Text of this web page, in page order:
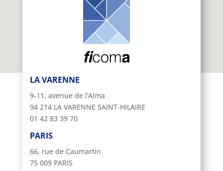
LA VARENNE
9-11, avenue de l’Alma
94 214 LA VARENNE SAINT-HILAIRE
01 42 83 39 70
PARIS
66, rue de Caumartin
75 009 PARIS